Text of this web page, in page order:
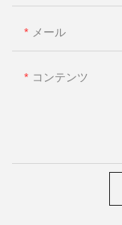
メール
コンテンツ